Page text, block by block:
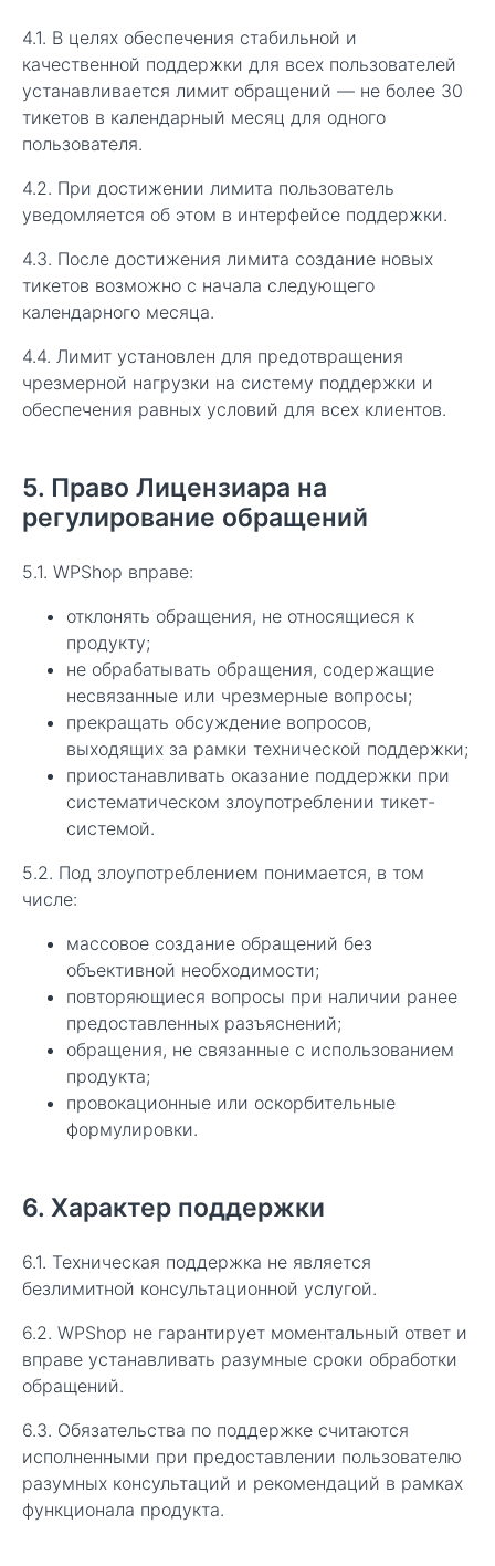
4.1. В целях обеспечения стабильной и
качественной поддержки для всех пользователей
устанавливается лимит обращений — не более 30
тикетов в календарный месяц для одного
пользователя.
4.2. При достижении лимита пользователь
уведомляется об этом в интерфейсе поддержки.
4.3. После достижения лимита создание новых
тикетов возможно с начала следующего
календарного месяца.
4.4. Лимит установлен для предотвращения
чрезмерной нагрузки на систему поддержки и
обеспечения равных условий для всех клиентов.
5. Право Лицензиара на
регулирование обращений
5.1. WPShop вправе:
отклонять обращения, не относящиеся к
продукту;
не обрабатывать обращения, содержащие
несвязанные или чрезмерные вопросы;
прекращать обсуждение вопросов,
выходящих за рамки технической поддержки;
приостанавливать оказание поддержки при
систематическом злоупотреблении тикет-
системой.
5.2. Под злоупотреблением понимается, в том
числе:
массовое создание обращений без
объективной необходимости;
повторяющиеся вопросы при наличии ранее
предоставленных разъяснений;
обращения, не связанные с использованием
продукта;
провокационные или оскорбительные
формулировки.
6. Характер поддержки
6.1. Техническая поддержка не является
безлимитной консультационной услугой.
6.2. WPShop не гарантирует моментальный ответ и
вправе устанавливать разумные сроки обработки
обращений.
6.3. Обязательства по поддержке считаются
исполненными при предоставлении пользователю
разумных консультаций и рекомендаций в рамках
функционала продукта.